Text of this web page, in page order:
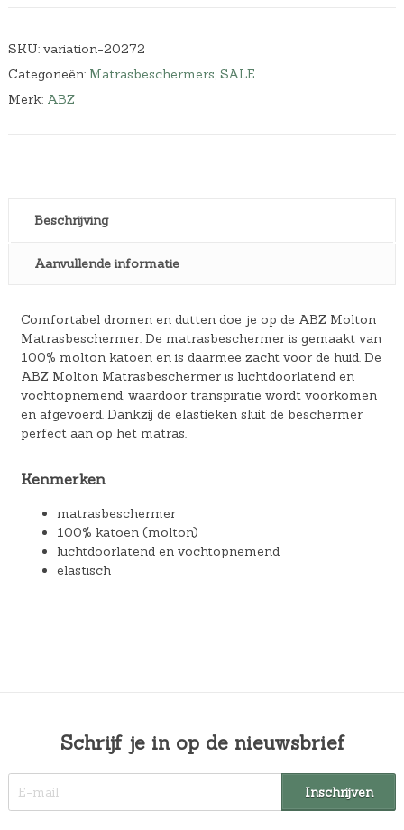
SKU: variation-20272
Categorieën: Matrasbeschermers, SALE
Merk: ABZ
Beschrijving
Aanvullende informatie
Comfortabel dromen en dutten doe je op de ABZ Molton
Matrasbeschermer. De matrasbeschermer is gemaakt van
100% molton katoen en is daarmee zacht voor de huid. De
ABZ Molton Matrasbeschermer is luchtdoorlatend en
vochtopnemend, waardoor transpiratie wordt voorkomen
en afgevoerd. Dankzij de elastieken sluit de beschermer
perfect aan op het matras.
Kenmerken
matrasbeschermer
100% katoen (molton)
luchtdoorlatend en vochtopnemend
elastisch
Schrijf je in op de nieuwsbrief